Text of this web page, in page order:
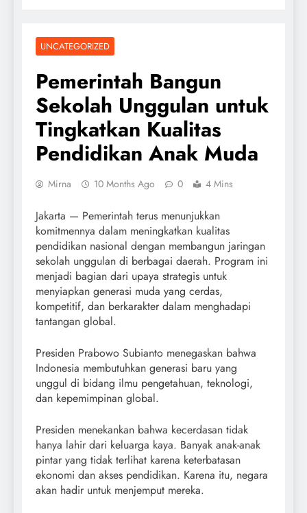
UNCATEGORIZED
Pemerintah Bangun
Sekolah Unggulan untuk
Tingkatkan Kualitas
Pendidikan Anak Muda
Mirna 10 Months Ago 0 4 Mins
Jakarta — Pemerintah terus menunjukkan
komitmennya dalam meningkatkan kualitas
pendidikan nasional dengan membangun jaringan
sekolah unggulan di berbagai daerah. Program ini
menjadi bagian dari upaya strategis untuk
menyiapkan generasi muda yang cerdas,
kompetitif, dan berkarakter dalam menghadapi
tantangan global.
Presiden Prabowo Subianto menegaskan bahwa
Indonesia membutuhkan generasi baru yang
unggul di bidang ilmu pengetahuan, teknologi,
dan kepemimpinan global.
Presiden menekankan bahwa kecerdasan tidak
hanya lahir dari keluarga kaya. Banyak anak-anak
pintar yang tidak terlihat karena keterbatasan
ekonomi dan akses pendidikan. Karena itu, negara
akan hadir untuk menjemput mereka.